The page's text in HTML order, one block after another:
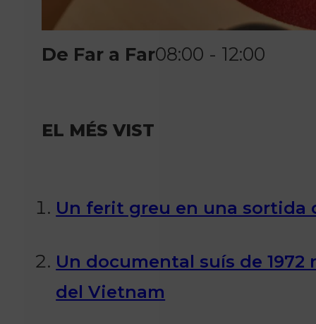
De Far a Far08:00 - 12:00
EL MÉS VIST
Un ferit greu en una sortida
Un documental suís de
del Vietnam